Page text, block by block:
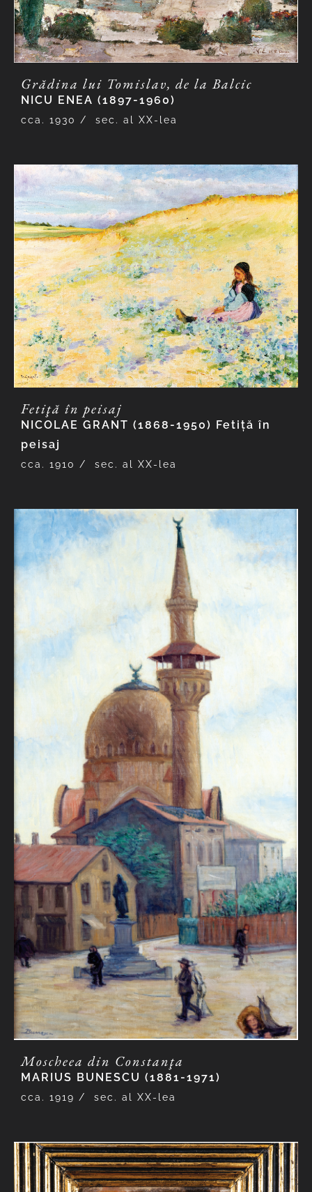
Grădina lui Tomislav, de la Balcic
NICU ENEA (1897-1960)
cca. 1930 / sec. al XX-lea
Fetiţă în peisaj
NICOLAE GRANT (1868-1950) Fetiţă în
peisaj
cca. 1910 / sec. al XX-lea
Moscheea din Constanţa
MARIUS BUNESCU (1881-1971)
cca. 1919 / sec. al XX-lea